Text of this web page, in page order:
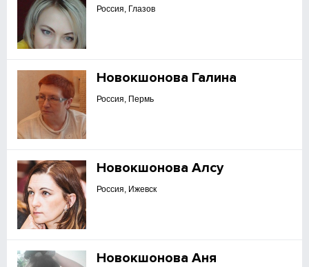
Россия, Глазов
Новокшонова Галина
Россия, Пермь
Новокшонова Алсу
Россия, Ижевск
Новокшонова Аня